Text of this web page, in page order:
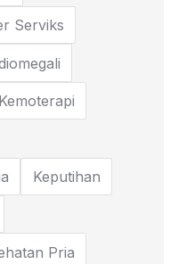
Serviks
Kemoterapi
Keputihan
Pria